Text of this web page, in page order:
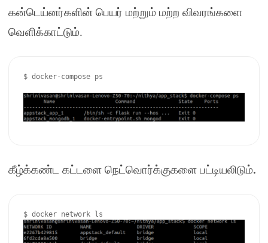
கன்டெய்னர்களின் பெயர் மற்றும் மற்ற விவரங்களை
வெளிக்காட்டும்.
$ docker-compose ps
கீழ்க்கண்ட கட்டளை நெட்வொர்க்குகளை பட்டியலிடும்.